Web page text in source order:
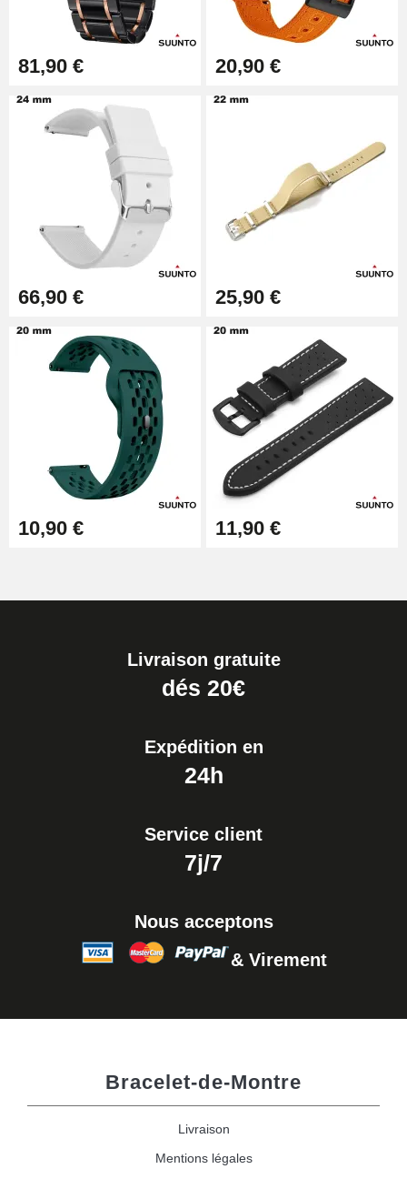
Extracteur de Bracelet de
Montre Facile
81,90 € 20,90 €
66,90 € 25,90 €
10,90 € 11,90 €
Livraison gratuite
dés 20€
Expédition en
24h
Service client
7j/7
Nous acceptons
& Virement
Bracelet-de-Montre
Livraison
Mentions légales